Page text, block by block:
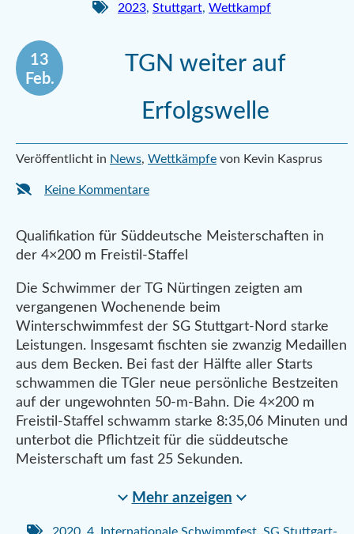
2023, Stuttgart, Wettkampf
13
Feb.
TGN weiter auf
Erfolgswelle
Veröffentlicht in News, Wettkämpfe von Kevin Kasprus
Keine Kommentare
Qualifikation für Süddeutsche Meisterschaften in
der 4×200 m Freistil-Staffel
Die Schwimmer der TG Nürtingen zeigten am
vergangenen Wochenende beim
Winterschwimmfest der SG Stuttgart-Nord starke
Leistungen. Insgesamt fischten sie zwanzig Medaillen
aus dem Becken. Bei fast der Hälfte aller Starts
schwammen die TGler neue persönliche Bestzeiten
auf der ungewohnten 50-m-Bahn. Die 4×200 m
Freistil-Staffel schwamm starke 8:35,06 Minuten und
unterbot die Pflichtzeit für die süddeutsche
Meisterschaft um fast 25 Sekunden.
Mehr anzeigen
2020, 4. Internationale Schwimmfest, SG Stuttgart-